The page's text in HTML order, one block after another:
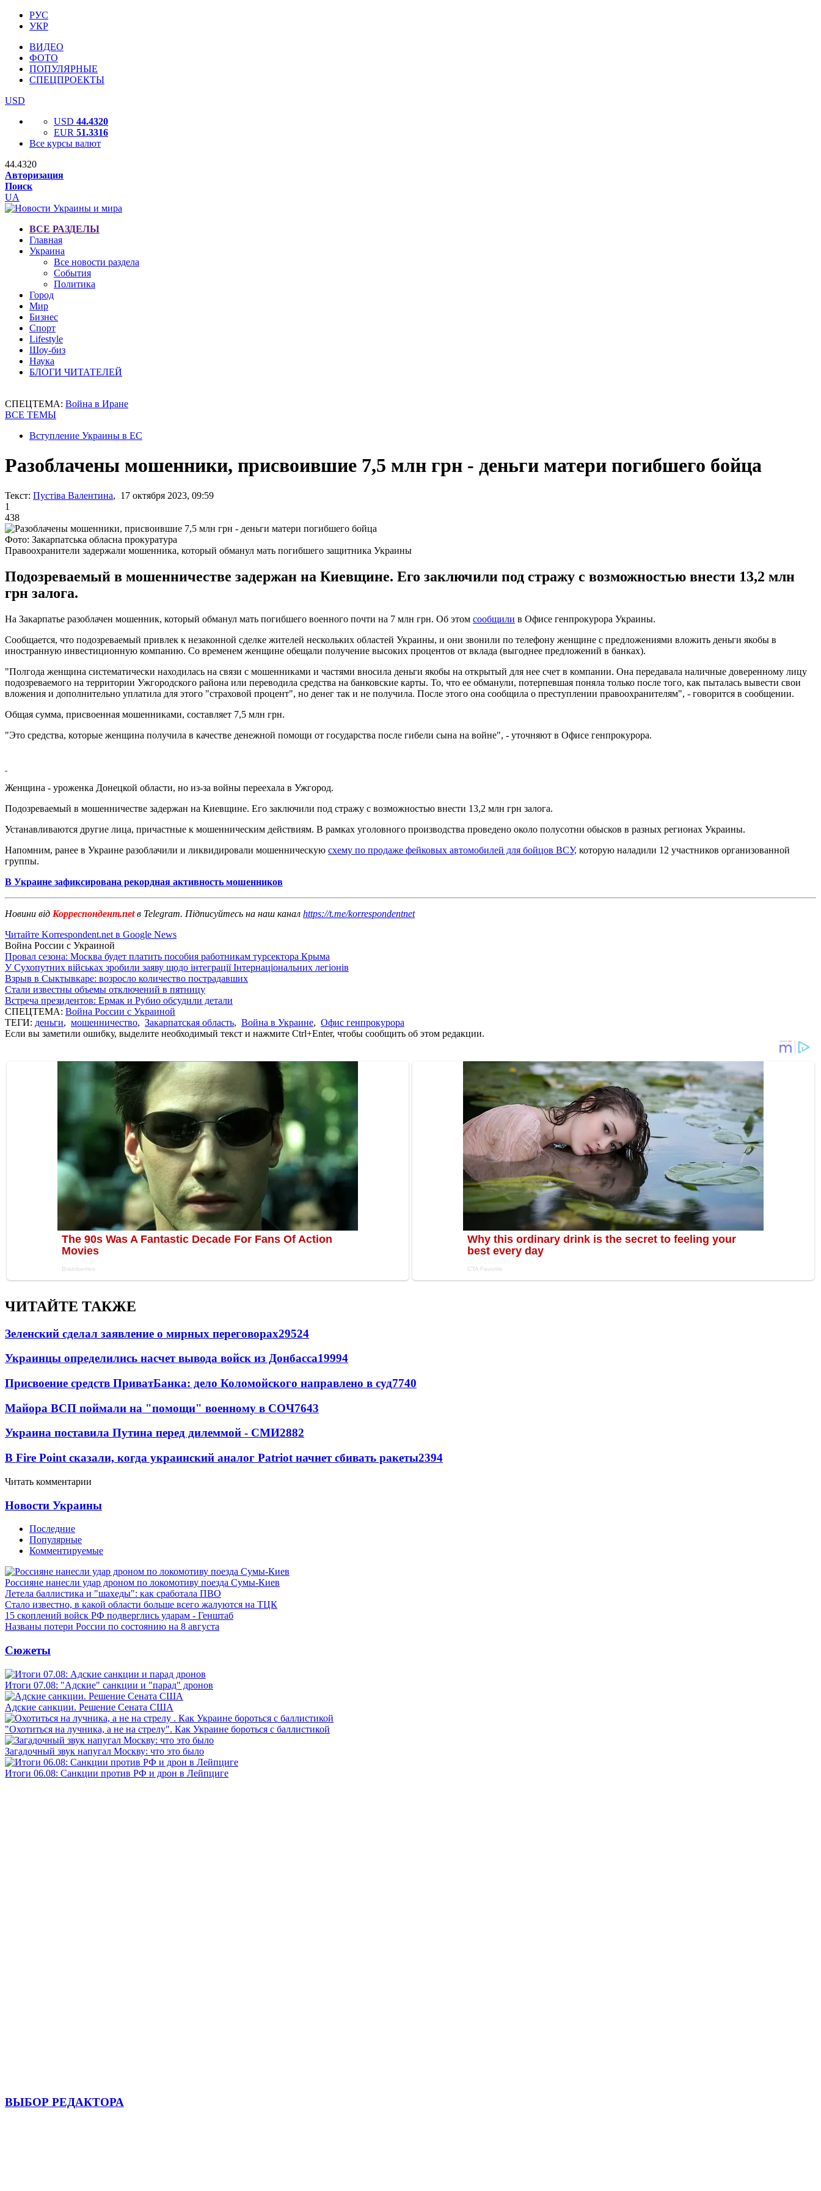
РУС
УКР
ВИДЕО
ФОТО
ПОПУЛЯРНЫЕ
СПЕЦПРОЕКТЫ
USD
USD 44.4320
EUR 51.3316
Все курсы валют
44.4320
Авторизация
Поиск
UA
ВСЕ РАЗДЕЛЫ
Главная
Украина
Все новости раздела
События
Политика
Город
Мир
Бизнес
Спорт
Lifestyle
Шоу-биз
Наука
БЛОГИ ЧИТАТЕЛЕЙ
СПЕЦТЕМА: Война в Иране
ВСЕ ТЕМЫ
Вступление Украины в ЕС
Разоблачены мошенники, присвоившие 7,5 млн грн - деньги матери погибшего бойца
Текст: Пустіва Валентина, 17 октября 2023, 09:59
1
438
Фото: Закарпатська обласна прокуратура
Правоохранители задержали мошенника, который обманул мать погибшего защитника Украины
Подозреваемый в мошенничестве задержан на Киевщине. Его заключили под стражу с возможностью внести 13,2 млн
грн залога.
На Закарпатье разоблачен мошенник, который обманул мать погибшего военного почти на 7 млн грн. Об этом сообщили в Офисе генпрокурора Украины.
Сообщается, что подозреваемый привлек к незаконной сделке жителей нескольких областей Украины, и они звонили по телефону женщине с предложениями вложить деньги якобы в
иностранную инвестиционную компанию. Со временем женщине обещали получение высоких процентов от вклада (выгоднее предложений в банках).
"Полгода женщина систематически находилась на связи с мошенниками и частями вносила деньги якобы на открытый для нее счет в компании. Она передавала наличные доверенному лицу
подозреваемого на территории Ужгородского района или переводила средства на банковские карты. То, что ее обманули, потерпевшая поняла только после того, как пыталась вывести свои
вложения и дополнительно уплатила для этого "страховой процент", но денег так и не получила. После этого она сообщила о преступлении правоохранителям", - говорится в сообщении.
Общая сумма, присвоенная мошенниками, составляет 7,5 млн грн.
"Это средства, которые женщина получила в качестве денежной помощи от государства после гибели сына на войне", - уточняют в Офисе генпрокурора.
Женщина - уроженка Донецкой области, но из-за войны переехала в Ужгород.
Подозреваемый в мошенничестве задержан на Киевщине. Его заключили под стражу с возможностью внести 13,2 млн грн залога.
Устанавливаются другие лица, причастные к мошенническим действиям. В рамках уголовного производства проведено около полусотни обысков в разных регионах Украины.
Напомним, ранее в Украине разоблачили и ликвидировали мошенническую схему по продаже фейковых автомобилей для бойцов ВСУ, которую наладили 12 участников организованной
группы.
В Украине зафиксирована рекордная активность мошенников
Новини від Корреспондент.netв Telegram. Підписуйтесь на наш канал https://t.me/korrespondentnet
Читайте Korrespondent.net в Google News
Война России с Украиной
Провал сезона: Москва будет платить пособия работникам турсектора Крыма
У Сухопутних військах зробили заяву щодо інтеграції Інтернаціональних легіонів
Взрыв в Сыктывкаре: возросло количество пострадавших
Стали известны объемы отключений в пятницу
Встреча президентов: Ермак и Рубио обсудили детали
СПЕЦТЕМА: Война России с Украиной
ТЕГИ: деньги, мошенничество, Закарпатская область, Война в Украине, Офис генпрокурора
Если вы заметили ошибку, выделите необходимый текст и нажмите Ctrl+Enter, чтобы сообщить об этом редакции.
ЧИТАЙТЕ ТАКЖЕ
Зеленский сделал заявление о мирных переговорах29524
Украинцы определились насчет вывода войск из Донбасса19994
Присвоение средств ПриватБанка: дело Коломойского направлено в суд7740
Майора ВСП поймали на "помощи" военному в СОЧ7643
Украина поставила Путина перед дилеммой - СМИ2882
В Fire Point сказали, когда украинский аналог Patriot начнет сбивать ракеты2394
Читать комментарии
Новости Украины
Последние
Популярные
Комментируемые
Россияне нанесли удар дроном по локомотиву поезда Сумы-Киев
Летела баллистика и "шахеды": как сработала ПВО
Стало известно, в какой области больше всего жалуются на ТЦК
15 скоплений войск РФ подверглись ударам - Генштаб
Названы потери России по состоянию на 8 августа
Сюжеты
Итоги 07.08: "Адские" санкции и "парад" дронов
Адские санкции. Решение Сената США
"Охотиться на лучника, а не на стрелу". Как Украине бороться с баллистикой
Загадочный звук напугал Москву: что это было
Итоги 06.08: Санкции против РФ и дрон в Лейпциге
ВЫБОР РЕДАКТОРА